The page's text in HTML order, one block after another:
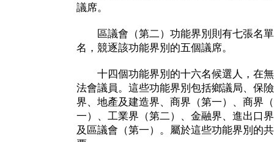
議席。
區議會（第二）功能界別則有七張名單
名，競逐該功能界別的五個議席。
十四個功能界別的十六名候選人，在無
法會議員。這些功能界別包括鄉議局、保
界、地產及建造界、商界（第一）、商界
一）、工業界（第二）、金融界、進出口
及區議會（第一）。屬於這些功能界別的